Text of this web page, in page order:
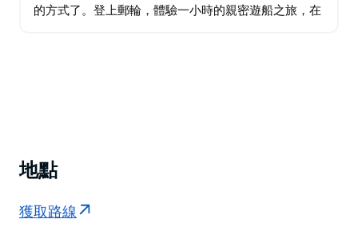
的方式了。登上郵輪，體驗一小時的親密遊船之旅，在
地點
獲取路線